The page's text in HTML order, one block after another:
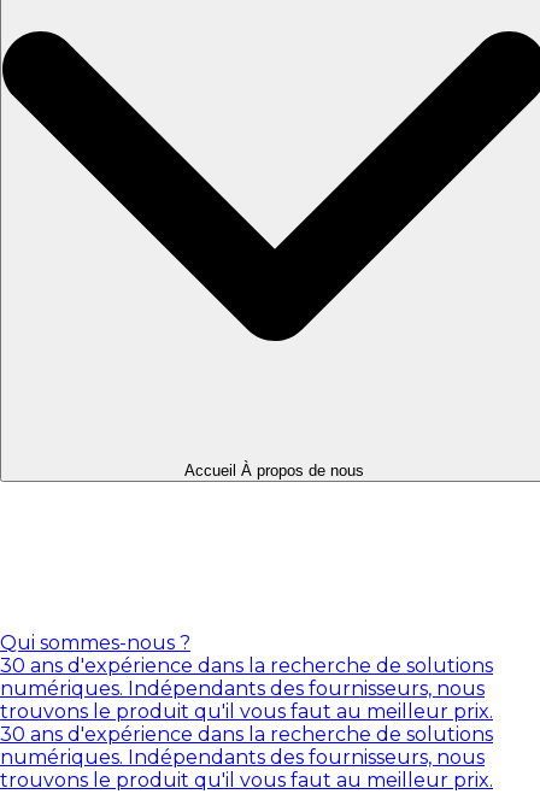
Accueil À propos de nous
Qui sommes-nous ?
30 ans d'expérience dans la recherche de solutions
numériques. Indépendants des fournisseurs, nous
trouvons le produit qu'il vous faut au meilleur prix.
30 ans d'expérience dans la recherche de solutions
numériques. Indépendants des fournisseurs, nous
trouvons le produit qu'il vous faut au meilleur prix.